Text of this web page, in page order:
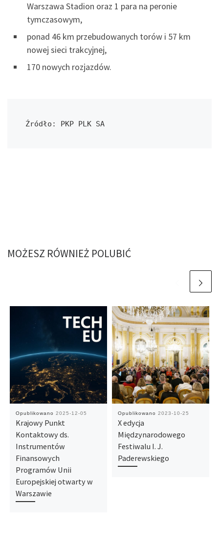
Warszawa Stadion oraz 1 para na peronie
tymczasowym,
ponad 46 km przebudowanych torów i 57 km
nowej sieci trakcyjnej,
170 nowych rozjazdów.
Źródło: PKP PLK SA
MOŻESZ RÓWNIEŻ POLUBIĆ
Opublikowano 2025-12-05
Krajowy Punkt
Kontaktowy ds.
Instrumentów
Finansowych
Programów Unii
Europejskiej otwarty w
Warszawie
Opublikowano 2023-10-25
X edycja
Międzynarodowego
Festiwalu I. J.
Paderewskiego